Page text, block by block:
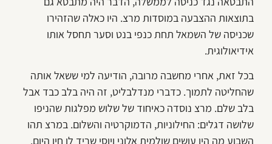
בתוצאות ההצבעה במוסדות מרצ. היו כאלה שהזהירו
שכניסה של השמאל תחת כנפי בנט וסער תחסל אותו
אידיאולוגית.
בכל זאת, אחרי מחשבה מרובה, הודיעה למי ששאל אותה
שהחליטה לתמוך. כדברי מנדלבליט, זה היה בלב כבד אבל
בלב שלם. מרצ נוסדה כאיחוד של שלוש מפלגות שהניפו
שלושה דגלים: החילוניות, הדמוקרטיה והשלום. במרצ תהו
השבוע מה היו עושים שולמית אלוני ויוסי שריד לו חיו היום.